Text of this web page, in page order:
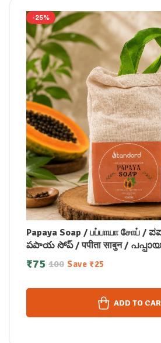
-25%
Papaya Soap / பப்பாயா சோப்
పపాయ సోప్ / पपीता साबुन /
100
₹75 Save ₹25
ADD TO